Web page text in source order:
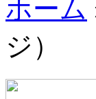
ホーム
ジ）